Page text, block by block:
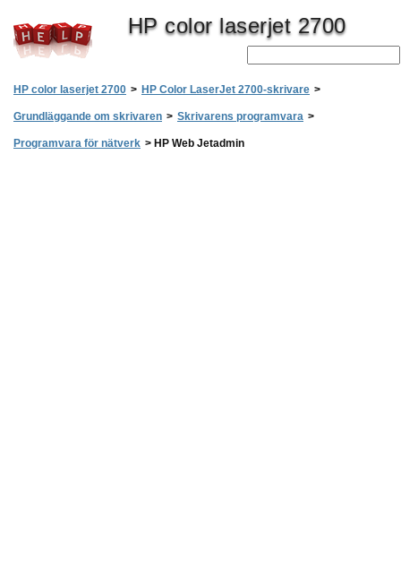
HP color laserjet 2700
HP color laserjet 2700 > HP Color LaserJet 2700-skrivare >
Grundläggande om skrivaren > Skrivarens programvara >
Programvara för nätverk > HP Web Jetadmin